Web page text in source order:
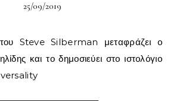
25/09/2019
Steve Silberman μεταφράζει ο
και το δημοσιεύει στο ιστολόγιο